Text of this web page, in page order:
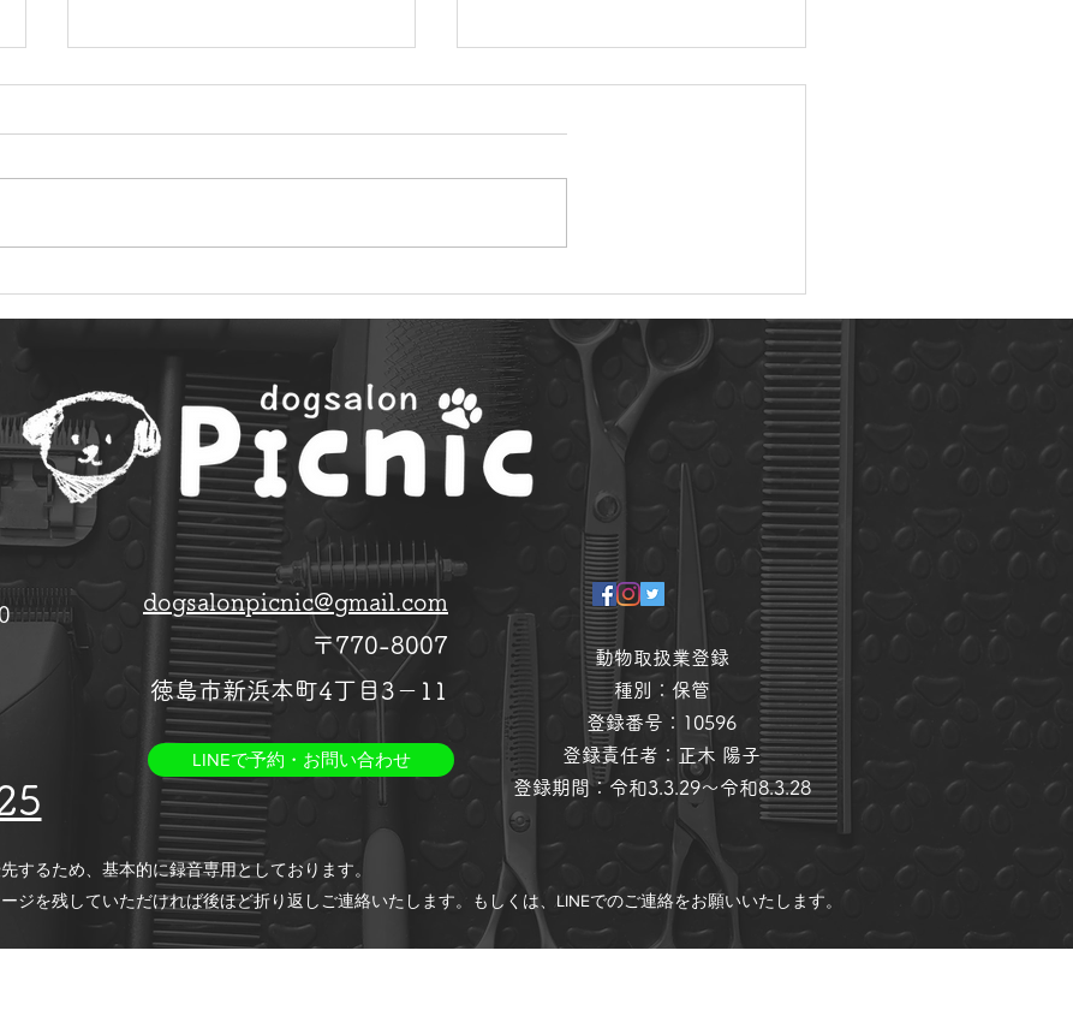
22年3月に来てくれたおとも
だち
dogsalonpicnic@gmail.com
〒770-8007
​徳島市新浜本町4丁目3－11
LINEで予約・お問い合わせ
動物取扱業登録
種別：保管
登録番号：10596
登録責任者：​正木 陽子
​登録期間：令和3.3.29～令和8.3.28
するため、基本的に録音専用としております。
ジを残していただければ後ほど折り返しご連絡いたします。もしくは、LINEでのご連絡をお願いいたします。